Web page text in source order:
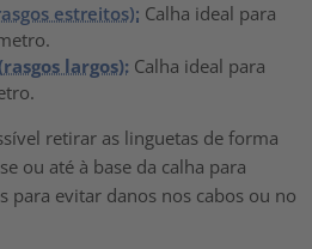
estreitos): Calha ideal para
largos): Calha ideal para
retirar as linguetas de forma
ou até à base da calha para
para evitar danos nos cabos ou no